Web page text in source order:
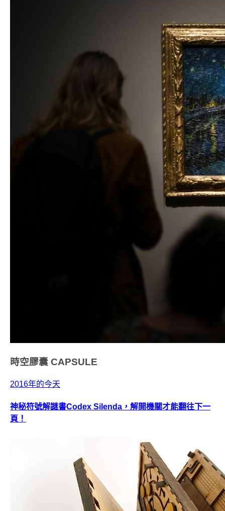
時空膠囊 CAPSULE
2016年的今天
神秘符號解謎書Codex Silenda，解開機關才能翻往下一
頁！